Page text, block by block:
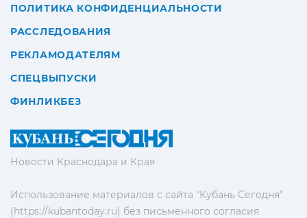
Новости Краснодара и Края
Использование материалов с сайта "Кубань Сегодня"
(https://kubantoday.ru) без письменного согласия
ПОЛИТИКА КОНФИДЕНЦИАЛЬНОСТИ
РАССЛЕДОВАНИЯ
РЕКЛАМОДАТЕЛЯМ
СПЕЦВЫПУСКИ
ФИНЛИКБЕЗ